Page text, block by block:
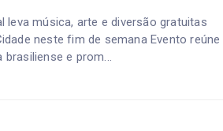
leva música, arte e diversão gratuitas
neste fim de semana Evento reúne
brasiliense e prom...